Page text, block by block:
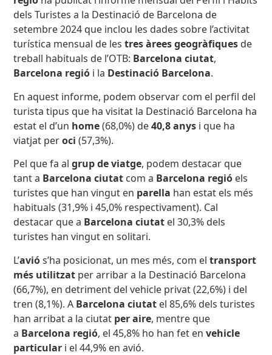
dels Turistes a la Destinació de Barcelona de
setembre 2024 que inclou les dades sobre l’activitat
turística mensual de lestres àrees geogràfiques de
treball habituals de l’OTB: Barcelona ciutat,
Barcelona regió i la Destinació Barcelona.
En aquest informe, podem observar com el perfil del
turista tipus que ha visitat la Destinació Barcelona ha
estat el d’un home(68,0%) de40,8 anys i que ha
viatjat peroci(57,3%).
Pel que fa algrup de viatge, podem destacar que
tant a Barcelona ciutat com a Barcelona regió els
turistes que han vingut en parella han estat els més
habituals (31,9% i 45,0% respectivament). Cal
destacar que a Barcelona ciutat el 30,3% dels
turistes han vingut en solitari.
L’aviós’ha posicionat, un mes més, com eltransport
més utilitzat per arribar a la Destinació Barcelona
(66,7%), en detriment del vehicle privat (22,6%) i del
tren (8,1%). A Barcelona ciutat el 85,6% dels turistes
han arribat a la ciutat per aire, mentre que
a Barcelona regió, el 45,8% ho han fet envehicle
particular i el 44,9% en avió.